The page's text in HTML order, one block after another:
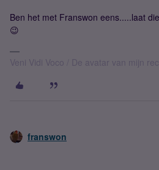
Ben het met Franswon eens.....laat
😉
Veni Vidi Voco / De avatar van mijn
franswon